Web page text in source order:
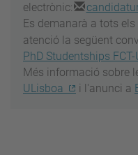
electrònic:
Es demanarà a tots
atenció la següent
PhD Studentships
Més informació sobre
ULisboa
i l'anunci a